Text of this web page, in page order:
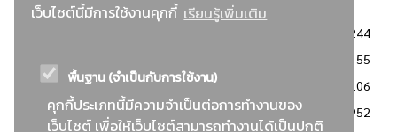
เว็บไซต์นี้มีการใช้งานคุกกี้ เรียนรู้เพิ่มเติม
พื้นฐาน (จำเป็นกับการใช้งาน)
คุกกี้ประเภทนี้มีความจำเป็นต่อการทำงานของ
เว็บไซต์ เพื่อให้เว็บไซต์สามารถทำงานได้เป็นปกติ
3244
2355
: วิธีเฉพาะเจาะจง
2106
ข่าวสาร/ประกาศ
1952